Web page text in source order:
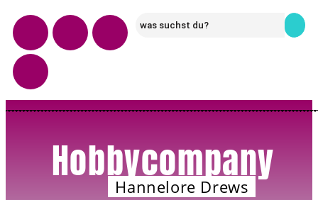
Hobbycompany
Hannelore Drews